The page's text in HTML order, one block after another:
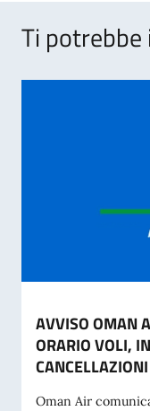
Ti potrebbe
AVVISO OMAN
ORARIO VOLI,
CANCELLAZIONI
Oman Air